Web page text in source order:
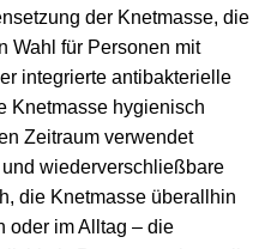
der Knetmasse, die
Wahl für Personen mit
integrierte antibakterielle
Knetmasse hygienisch
Zeitraum verwendet
wiederverschließbare
die Knetmasse überallhin
oder im Alltag – die